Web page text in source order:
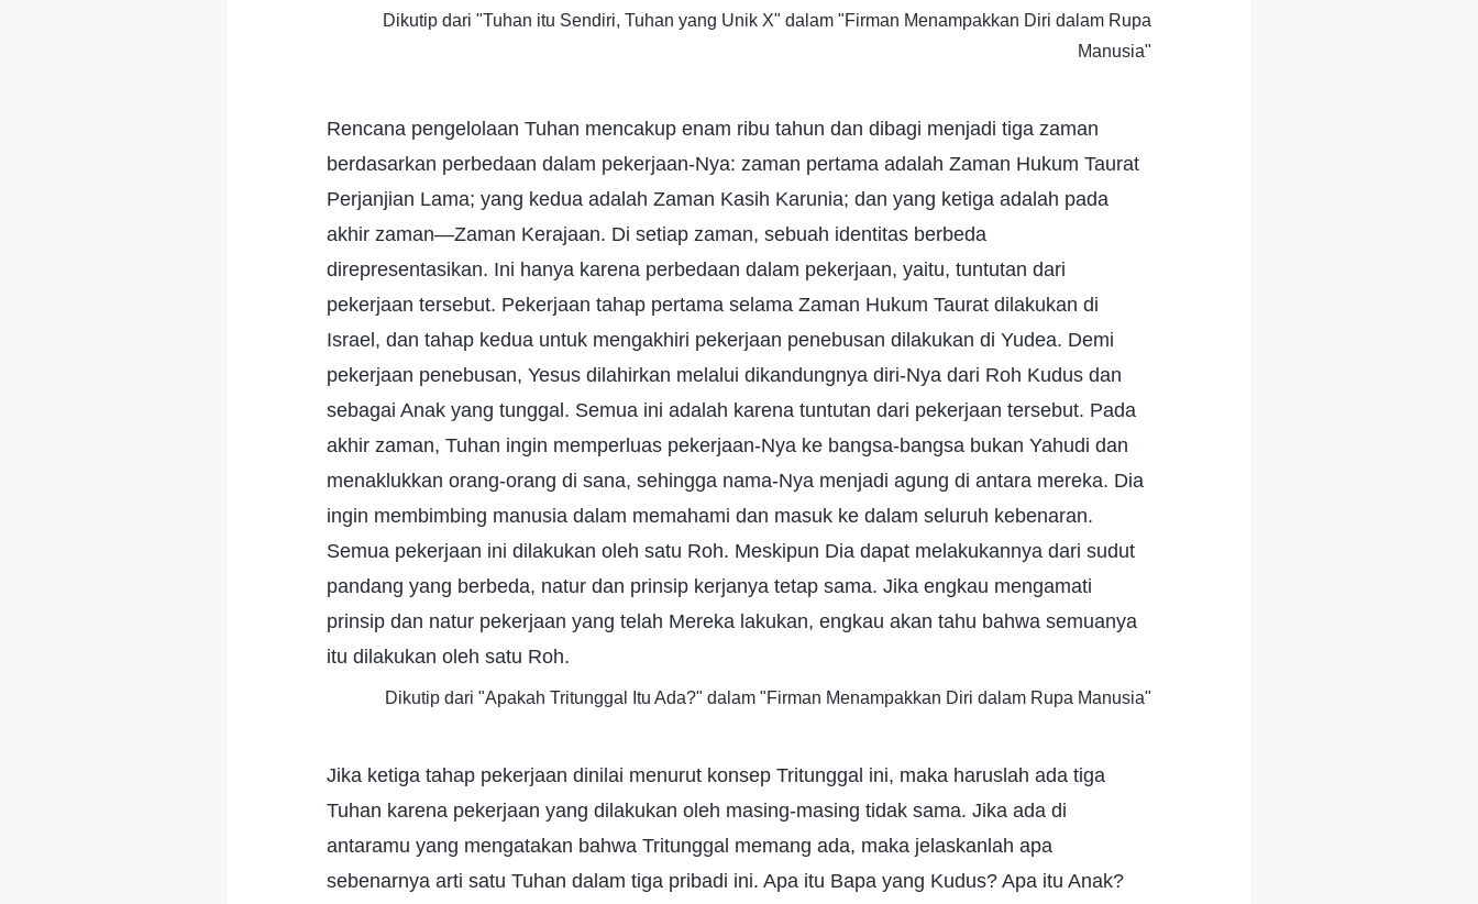
Dikutip dari "Tuhan itu Sendiri, Tuhan yang Unik X" dalam "Firman Menampakkan Diri dalam Rupa
Manusia"
Rencana pengelolaan Tuhan mencakup enam ribu tahun dan dibagi menjadi tiga zaman
berdasarkan perbedaan dalam pekerjaan-Nya: zaman pertama adalah Zaman Hukum Taurat
Perjanjian Lama; yang kedua adalah Zaman Kasih Karunia; dan yang ketiga adalah pada
akhir zaman—Zaman Kerajaan. Di setiap zaman, sebuah identitas berbeda
direpresentasikan. Ini hanya karena perbedaan dalam pekerjaan, yaitu, tuntutan dari
pekerjaan tersebut. Pekerjaan tahap pertama selama Zaman Hukum Taurat dilakukan di
Israel, dan tahap kedua untuk mengakhiri pekerjaan penebusan dilakukan di Yudea. Demi
pekerjaan penebusan, Yesus dilahirkan melalui dikandungnya diri-Nya dari Roh Kudus dan
sebagai Anak yang tunggal. Semua ini adalah karena tuntutan dari pekerjaan tersebut. Pada
akhir zaman, Tuhan ingin memperluas pekerjaan-Nya ke bangsa-bangsa bukan Yahudi dan
menaklukkan orang-orang di sana, sehingga nama-Nya menjadi agung di antara mereka. Dia
ingin membimbing manusia dalam memahami dan masuk ke dalam seluruh kebenaran.
Semua pekerjaan ini dilakukan oleh satu Roh. Meskipun Dia dapat melakukannya dari sudut
pandang yang berbeda, natur dan prinsip kerjanya tetap sama. Jika engkau mengamati
prinsip dan natur pekerjaan yang telah Mereka lakukan, engkau akan tahu bahwa semuanya
itu dilakukan oleh satu Roh.
Dikutip dari "Apakah Tritunggal Itu Ada?" dalam "Firman Menampakkan Diri dalam Rupa Manusia"
Jika ketiga tahap pekerjaan dinilai menurut konsep Tritunggal ini, maka haruslah ada tiga
Tuhan karena pekerjaan yang dilakukan oleh masing-masing tidak sama. Jika ada di
antaramu yang mengatakan bahwa Tritunggal memang ada, maka jelaskanlah apa
sebenarnya arti satu Tuhan dalam tiga pribadi ini. Apa itu Bapa yang Kudus? Apa itu Anak?